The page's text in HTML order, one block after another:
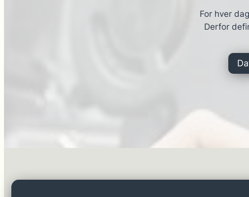
For hver
Derfor